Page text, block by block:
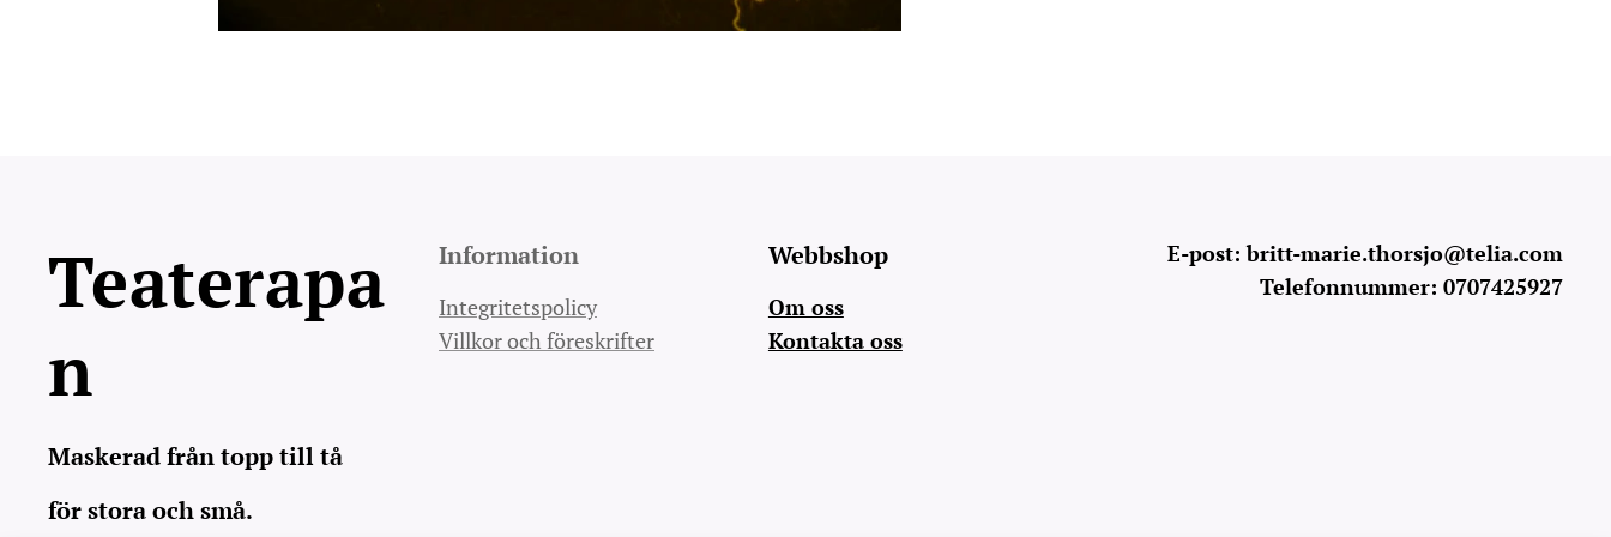
Teaterapa
n
Maskerad från topp till tå
för stora och små.
Information
Integritetspolicy
Villkor och föreskrifter
Webbshop
Om oss
Kontakta oss
E-post: britt-marie.thorsjo@telia.com
Telefonnummer: 0707425927